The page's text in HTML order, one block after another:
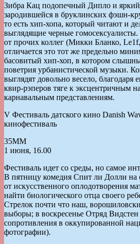
Зибра Кац подопечный Дипло и яркий
зародившейся в бруклинских фэшн-
то есть хип-хопа, который читают и
выглядящие черные
от прочих коллег (Микки Бланко,
отличается это тот же предельно
басовитый хип-хоп, в котором
поветрия урбанистической музыки.
выглядят довольно весело, благодаря
квир-рэперов тяге к эксцентричным
карнавальным представлениям.
V Фестиваль датского кино Danish
кинофестиваль
35ММ
1 июня, 16.00
Фестиваль идет со среды, но самое
В пятницу комедия Спит ли Долли
от искусственного оплодотворения
найти биологического отца своего
Стрелок почти что наш,
выборы; в воскресенье Отряд
сопротивления в оккупированной
фотографии).